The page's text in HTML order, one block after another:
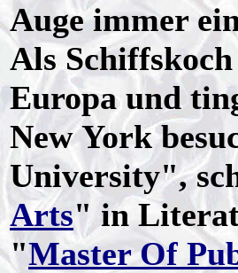
Auge immer
Als
Europa und
New York
University",
Arts" in
"Master Of